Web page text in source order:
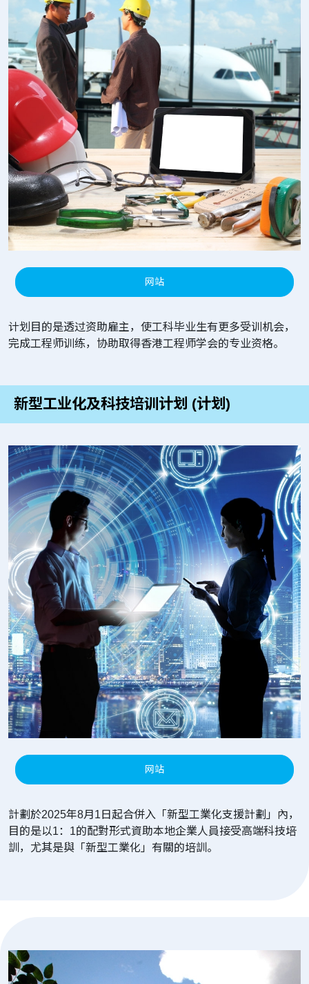
网站
计划目的是透过资助雇主，使工科毕业生有更多受训机会，
完成工程师训练，协助取得香港工程师学会的专业资格。
新型工业化及科技培训计划 (计划)
网站
計劃於2025年8月1日起合併入「新型工業化支援計劃」內，
目的是以1：1的配對形式資助本地企業人員接受高端科技培
訓，尤其是與「新型工業化」有關的培訓。